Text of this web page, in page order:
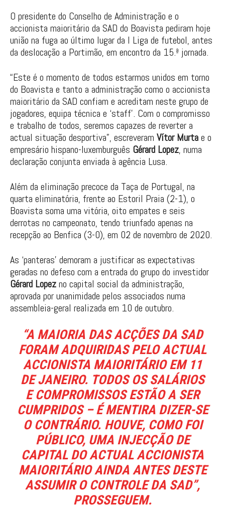
O presidente do Conselho de Administração e o
accionista maioritário da SAD do Boavista pediram hoje
união na fuga ao último lugar da I Liga de futebol, antes
da deslocação a Portimão, em encontro da 15.ª jornada.
“Este é o momento de todos estarmos unidos em torno
do Boavista e tanto a administração como o accionista
maioritário da SAD confiam e acreditam neste grupo de
jogadores, equipa técnica e ‘staff’. Com o compromisso
e trabalho de todos, seremos capazes de reverter a
actual situação desportiva”, escreveram Vítor Murtae o
empresário hispano-luxemburguês Gérard Lopez, numa
declaração conjunta enviada à agência Lusa.
Além da eliminação precoce da Taça de Portugal, na
quarta eliminatória, frente ao Estoril Praia (2-1), o
Boavista soma uma vitória, oito empates e seis
derrotas no campeonato, tendo triunfado apenas na
recepção ao Benfica (3-0), em 02 de novembro de 2020.
As ‘panteras’ demoram a justificar as expectativas
geradas no defeso com a entrada do grupo do investidor
Gérard Lopezno capital social da administração,
aprovada por unanimidade pelos associados numa
assembleia-geral realizada em 10 de outubro.
“A MAIORIA DAS ACÇÕES DA SAD
FORAM ADQUIRIDAS PELO ACTUAL
ACCIONISTA MAIORITÁRIO EM 11
DE JANEIRO. TODOS OS SALÁRIOS
E COMPROMISSOS ESTÃO A SER
CUMPRIDOS – É MENTIRA DIZER-SE
O CONTRÁRIO. HOUVE, COMO FOI
PÚBLICO, UMA INJECÇÃO DE
CAPITAL DO ACTUAL ACCIONISTA
MAIORITÁRIO AINDA ANTES DESTE
ASSUMIR O CONTROLE DA SAD”,
PROSSEGUEM.